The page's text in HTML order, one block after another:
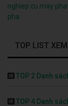
nghiep cu may
pha
TOP LIST
TOP 2 Danh
TOP 4 Danh